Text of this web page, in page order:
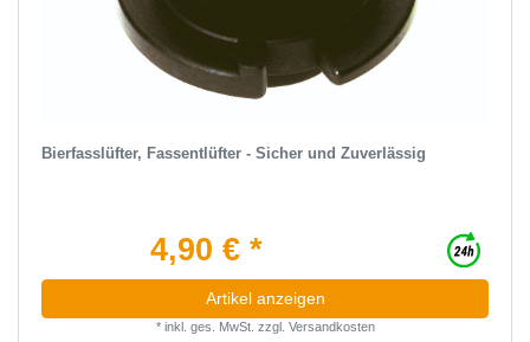
Bierfasslüfter, Fassentlüfter - Sicher und Zuverlässig
4,90 € *
Artikel anzeigen
* inkl. ges. MwSt. zzgl. Versandkosten